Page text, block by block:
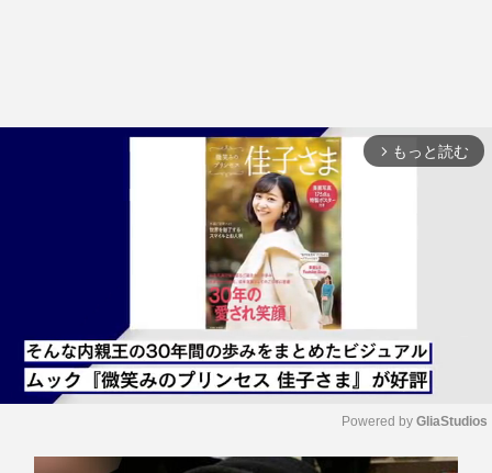
arrow_forward_ios もっと読む
M
Powered by GliaStudios